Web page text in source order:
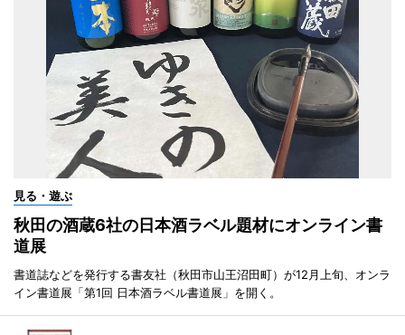
見る・遊ぶ
秋田の酒蔵6社の日本酒ラベル題材にオンライン書
道展
書道誌などを発行する書友社（秋田市山王沼田町）が12月上旬、オンラ
イン書道展「第1回 日本酒ラベル書道展」を開く。